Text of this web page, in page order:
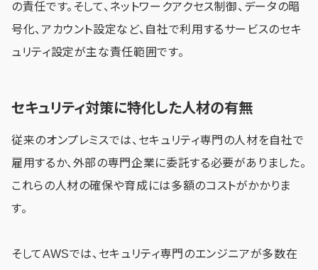
の責任です。そして、ネットワークアクセス制御、データの暗
号化、アカウント設定など、自社で利用するサービスのセキ
ュリティ設定が主な責任範囲です。
セキュリティ対策に特化した人材の有無
従来のオンプレミスでは、セキュリティ専門の人材を自社で
雇用するか、外部の専門企業に委託する必要がありました。
これらの人材の確保や育成には多額のコストがかかりま
す。
そしてAWSでは、セキュリティ専門のエンジニアが多数在